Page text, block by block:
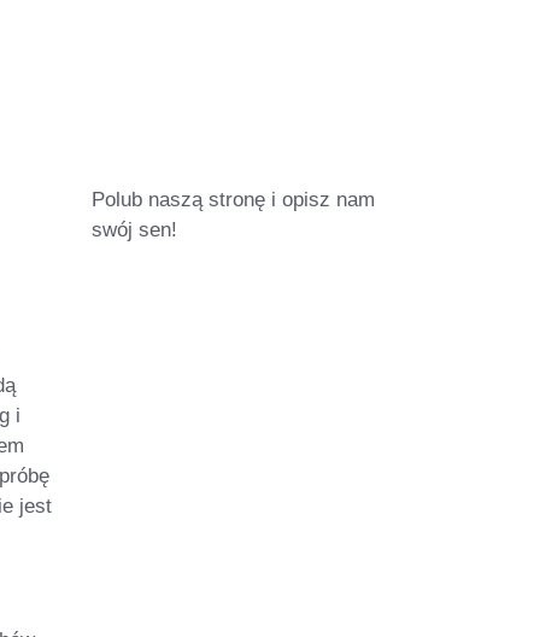
i
jest
Polub naszą stronę i opisz nam
swój sen!